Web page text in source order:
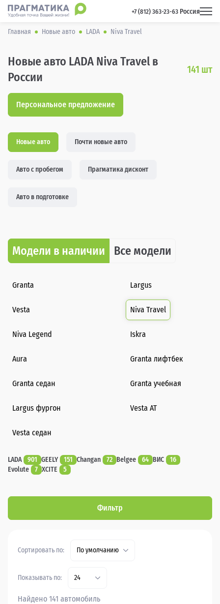
+7 (812) 363-23-63 Россия
Главная Новые авто LADA Niva Travel
Новые авто LADA Niva Travel в
России
141 шт
Персональное предложение
Новые авто Почти новые авто
Авто с пробегом Прагматика дисконт
Авто в подготовке
Модели в наличии Все модели
Granta Largus
Vesta Niva Travel
Niva Legend Iskra
Aura Granta лифтбек
Granta седан Granta учебная
Largus фургон Vesta AT
Vesta седан
LADA 901 GEELY 151 Changan 72 Belgee 64 ВИС
16
Evolute
7 XCITE 5
Фильтр
Сортировать по: По умолчанию
Показывать по: 24
Найдено 141 автомобиль